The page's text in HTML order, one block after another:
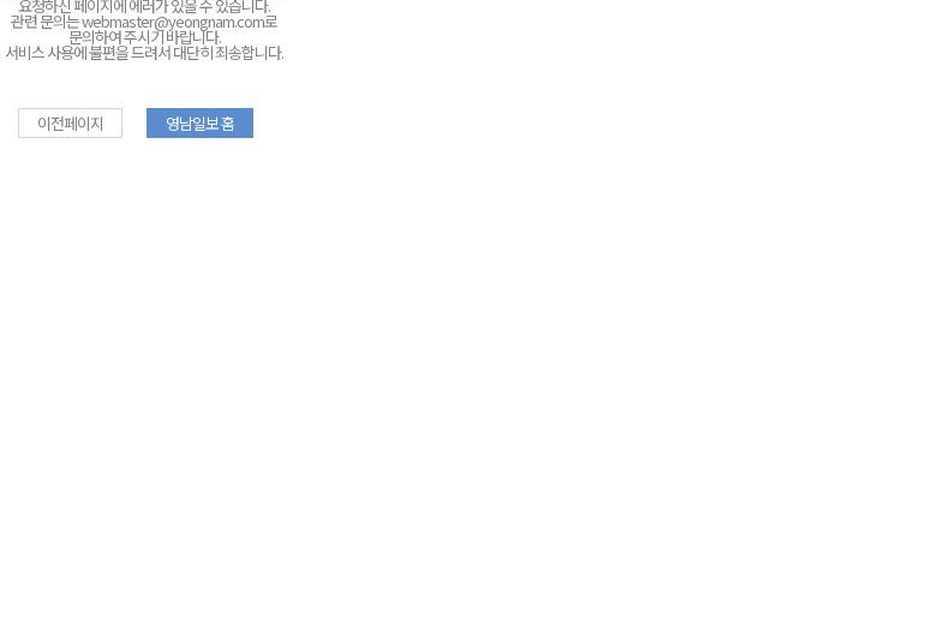
요청하신 페이지에 에러가 있을 수 있습니다.
관련 문의는webmaster@yeongnam.com로
문의하여 주시기 바랍니다.
서비스 사용에 불편을 드려서 대단히 죄송합니다.
이전페이지 영남일보 홈